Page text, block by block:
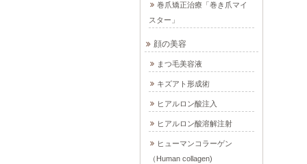
巻爪矯正治療「巻き爪マイ
スター」
顔の美容
まつ毛美容液
キズアト形成術
ヒアルロン酸注入
ヒアルロン酸溶解注射
ヒューマンコラーゲン
（Human collagen)